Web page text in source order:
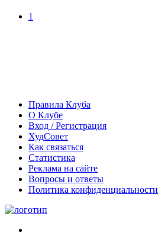
1
Правила Клуба
О Клубе
Вход / Регистрация
ХудСовет
Как связаться
Статистика
Реклама на сайте
Вопросы и ответы
Политика конфиденциальности